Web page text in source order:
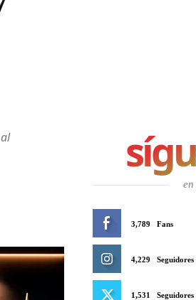
en
3,789 Fans
4,229 Seguidores
1,531 Seguidores